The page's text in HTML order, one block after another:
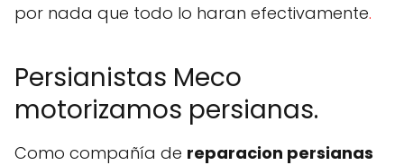
por nada que todo lo haran efectivamente.
Persianistas Meco
motorizamos persianas.
Como compañía de reparacion persianas